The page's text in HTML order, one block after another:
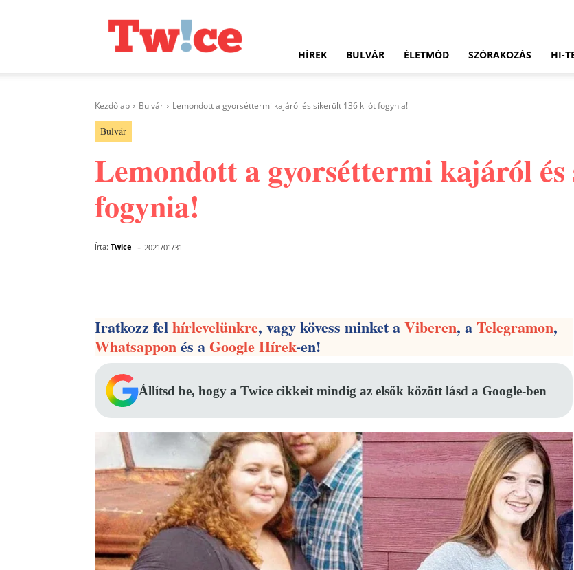
HÍREK BULVÁR ÉLETMÓD SZÓRAKOZÁS HI-
Kezdőlap Bulvár Lemondott a gyorséttermi kajáról és sikerült 136 kilót fogynia!
Bulvár
Lemondott a gyorséttermi kajáról
fogynia!
Írta: Twice - 2021/01/31
Iratkozz felhírlevelünkre, vagy kövess minket aViberen, aTelegramon,
Whatsapponés aGoogle Hírek-en!
Állítsd be, hogy a Twice cikkeit mindig az elsők között lásd a Google-ben